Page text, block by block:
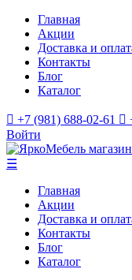
Главная
Акции
Доставка и
Контакты
Блог
Каталог
+7 (981) 688-02-61
Войти
☰
Главная
Акции
Доставка и
Контакты
Блог
Каталог